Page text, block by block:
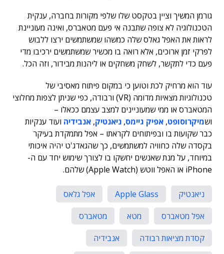
גורמן המשיך וציין בטקסט שלו שלפי מקורות בחברה, ענקית
הטכנולוגיה לא צופה שתבנה אי פעם מטאברס, ואינה מעוניינת
לראות את האפל גאלס שלה כמשהו שמשתמשים ירצו ללבוש
לפרקי זמן ארוכים, אלא רואה בו מכשיר שמשתמשים ירכיבו מדי
פעם כדי לתקשר, לשחק משחקים או ליהנות מבידור, וזה הכל.
עוד הוא מרחיק לכת וטוען כי במקום פיתוח מאסיבי של
טכנולוגיות מצאיות מדומה (VR) ורבודה, כפי שניתן לצפות מחלוצי
המטאברס או ממי שמעוניינים למצב עצמם ככאלו –
ושמיקרוסופט, אפיק גיימס, ניאנטיק, אנבידיה ועוד ענקיות
כבר שקועות בו ובפיתוחים לקראתו – אפל מתמקדת בעיקר
בקסדה שלה כחוויה למשתמשים, כך שהגאדג'ט יהיה איכותי
במיוחד, על מנת שאנשים יחשקו בו לצורך שימוש יחד עם ה-
iPhone או האפל ווטש (Apple Watch) שלהם.
ניאנטיק Apple Glass
אפל גלאס
אפל מטאברס
מטא
מטאברס
קסדת מציאות רבודה
אנבידיה